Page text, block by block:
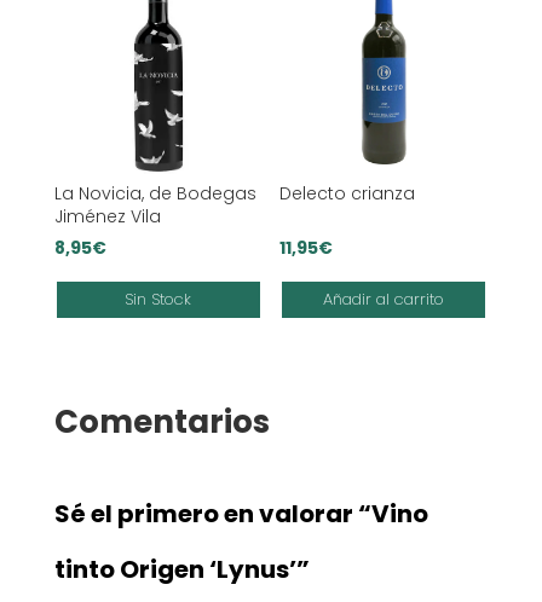
La Novicia, de Bodegas
Jiménez Vila
8,95€
Sin Stock
Delecto crianza
11,95€
Añadir al carrito
Comentarios
Sé el primero en valorar “Vino
tinto Origen ‘Lynus’”